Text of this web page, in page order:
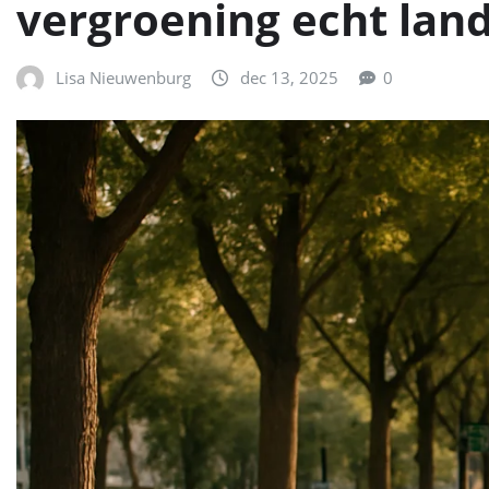
vergroening echt
Lisa Nieuwenburg dec 13, 2025 0